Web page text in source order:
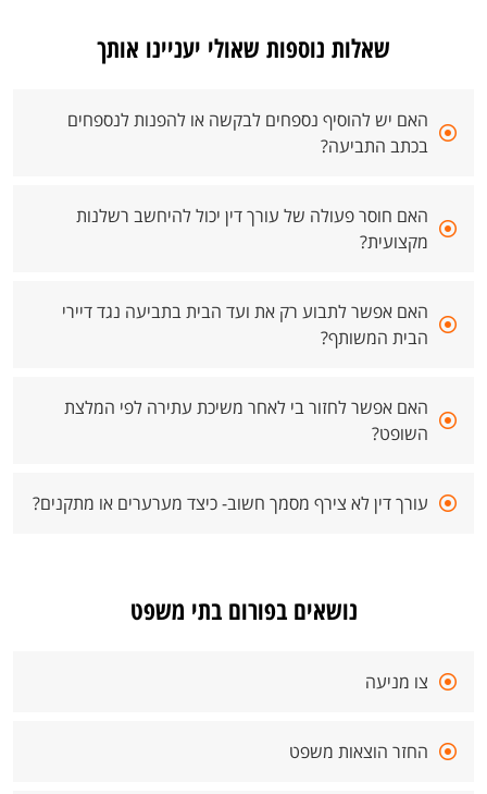
שאלות נוספות שאולי יעניינו אותך
האם יש להוסיף נספחים לבקשה או להפנות לנספחים
בכתב התביעה?
האם חוסר פעולה של עורך דין יכול להיחשב רשלנות
מקצועית?
האם אפשר לתבוע רק את ועד הבית בתביעה נגד דיירי
הבית המשותף?
האם אפשר לחזור בי לאחר משיכת עתירה לפי המלצת
השופט?
עורך דין לא צירף מסמך חשוב- כיצד מערערים או מתקנים?
נושאים בפורום בתי משפט
צו מניעה
החזר הוצאות משפט